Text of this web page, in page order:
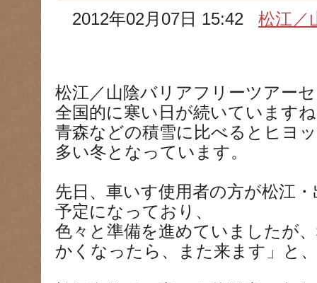
2012年02月07日 15:42松江／
松江／山陰バリアフリーツアー
全国的に寒い日が続いています
青森などの積雪に比べるとヒヨ
多い冬となっています。
先日、車いす使用者の方が松江
予定になっており、
色々と準備を進めていましたが
かくなったら、また来ます」と